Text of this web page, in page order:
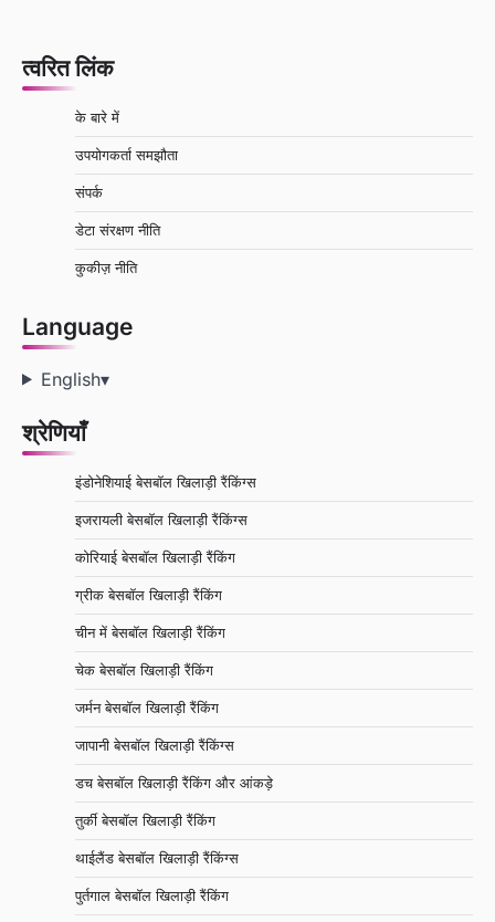
त्वरित लिंक
के बारे में
उपयोगकर्ता समझौता
संपर्क
डेटा संरक्षण नीति
कुकीज़ नीति
Language
English▾
श्रेणियाँ
इंडोनेशियाई बेसबॉल खिलाड़ी रैंकिंग्स
इजरायली बेसबॉल खिलाड़ी रैंकिंग्स
कोरियाई बेसबॉल खिलाड़ी रैंकिंग
ग्रीक बेसबॉल खिलाड़ी रैंकिंग
चीन में बेसबॉल खिलाड़ी रैंकिंग
चेक बेसबॉल खिलाड़ी रैंकिंग
जर्मन बेसबॉल खिलाड़ी रैंकिंग
जापानी बेसबॉल खिलाड़ी रैंकिंग्स
डच बेसबॉल खिलाड़ी रैंकिंग और आंकड़े
तुर्की बेसबॉल खिलाड़ी रैंकिंग
थाईलैंड बेसबॉल खिलाड़ी रैंकिंग्स
पुर्तगाल बेसबॉल खिलाड़ी रैंकिंग